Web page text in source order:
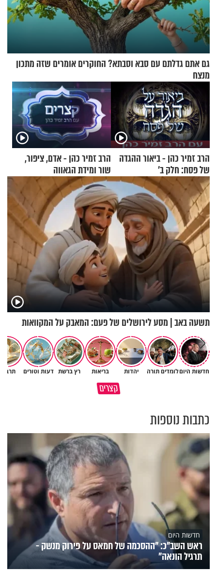
גם אתם גדלתם עם סבא וסבתא? החוקרים אומרים שזה מתכון
מנצח
הרב זמיר כהן - ביאור ההגדה
של פסח: חלק ב’
הרב זמיר כהן - אדם, ציפור,
שור ומידת הגאווה
תשעה באב | מסע לירושלים של פעם: המאבק על המקוואות
חדשות היוםלומדים תורה יהדות בריאות רץ ברשת דעות וטורים
קצריםמדוע האמונה נמשלה למלח?
גם ׳הרע׳ זה הרחמים של בורא
כתבות נוספות
חדשות היום
ראש השב"כ: "ההסכמה של חמאס על פירוק מנשק -
תרגיל הונאה"